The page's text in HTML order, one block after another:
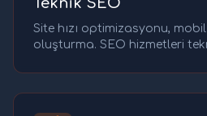
Teknik SEO
Site hızı optimizasyonu,
oluşturma. SEO hizmetleri